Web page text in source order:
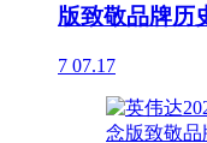
版致敬品牌历
7 07.17